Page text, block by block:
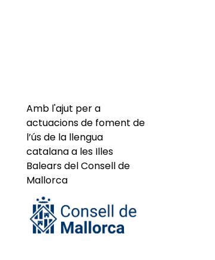
Amb l'ajut per a
actuacions de foment de
l’ús de la llengua
catalana a les Illes
Balears del Consell de
Mallorca